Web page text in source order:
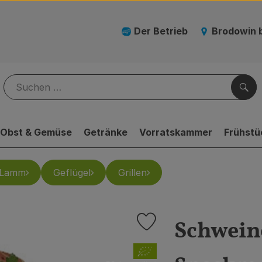
Der Betrieb Brodowin
Obst & Gemüse Getränke Vorratskammer
Geflügel Grillen
Produkt zu Favouriten
, Verband: